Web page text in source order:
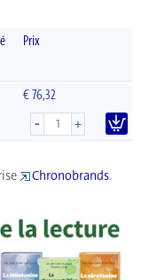
Prix
€ 76,32
- +
Chronobrands.